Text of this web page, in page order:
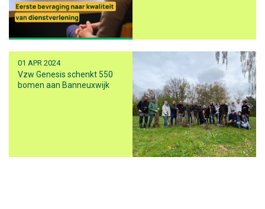
01 APR 2024
Vzw Genesis schenkt 550
bomen aan Banneuxwijk